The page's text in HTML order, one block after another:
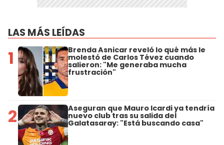
LAS MÁS LEÍDAS
1 Brenda Asnicar reveló lo qué más le
molestó de Carlos Tévez cuando
salieron: "Me generaba mucha
frustración"
2 Aseguran que Mauro Icardi ya tendría
nuevo club tras su salida del
Galatasaray: "Está buscando casa"